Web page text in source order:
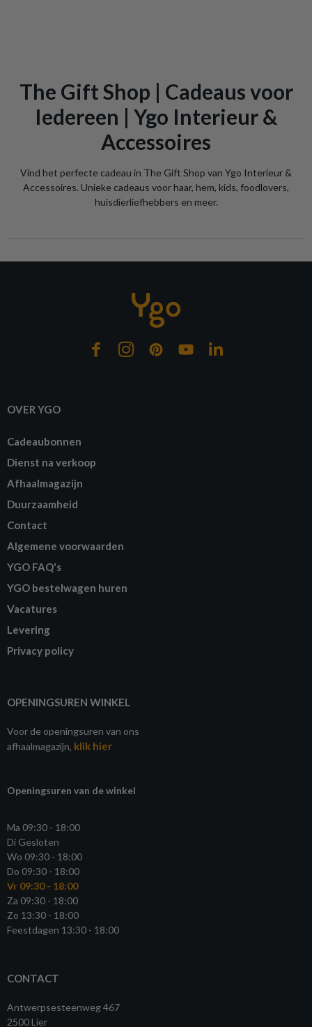
The Gift Shop | Cadeaus voor
Iedereen | Ygo Interieur &
Accessoires
Vind het perfecte cadeau in The Gift Shop van Ygo Interieur &
Accessoires. Unieke cadeaus voor haar, hem, kids, foodlovers,
huisdierliefhebbers en meer.
OVER YGO
Cadeaubonnen
Dienst na verkoop
Afhaalmagazijn
Duurzaamheid
Contact
Algemene voorwaarden
YGO FAQ's
YGO bestelwagen huren
Vacatures
Levering
Privacy policy
OPENINGSUREN WINKEL
Voor de openingsuren van ons
afhaalmagazijn, klik hier
Openingsuren van de winkel
Ma 09:30 - 18:00
Di Gesloten
Wo 09:30 - 18:00
Do 09:30 - 18:00
Vr 09:30 - 18:00
Za 09:30 - 18:00
Zo 13:30 - 18:00
Feestdagen 13:30 - 18:00
CONTACT
Antwerpsesteenweg 467
2500 Lier